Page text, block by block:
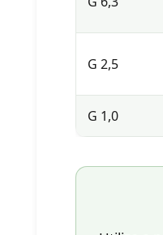
G 2,5
G 1,0